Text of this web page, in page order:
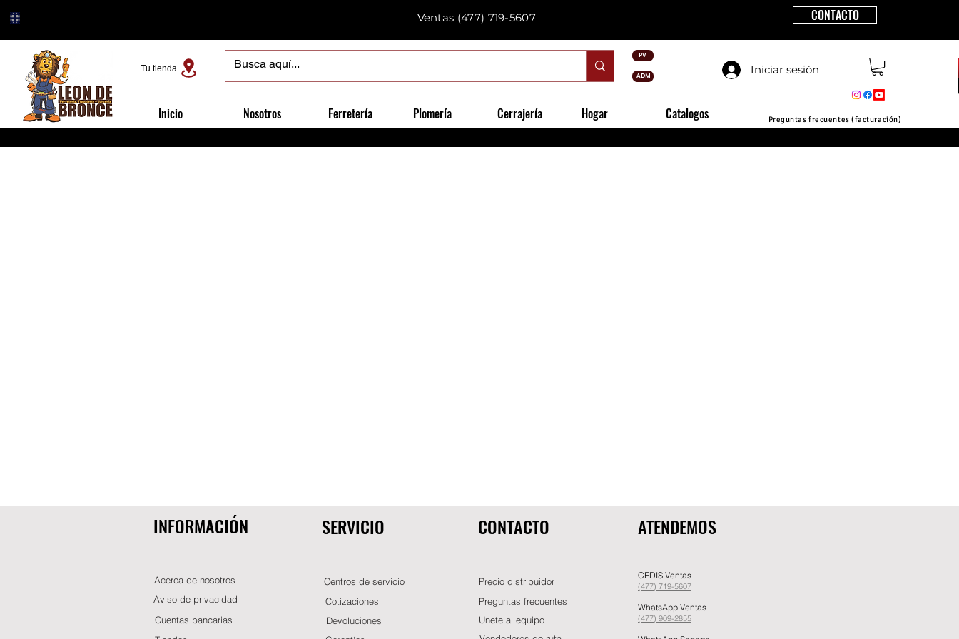
PV
ADM
Ventas (477) 719-5607 CONTACTO
Iniciar sesión
Tu tienda
Inicio Nosotros Ferretería Plomería Cerrajería Hogar Catalogos Preguntas frecuentes (facturación)
INFORMACIÓN
Acerca de nosotros
Aviso de privacidad
Cuentas bancarias
SERVICIO
Centros de servicio
Cotizaciones
Devoluciones
CONTACTO
Precio distribuidor
Preguntas frecuentes
Unete al equipo
ATENDEMOS
CEDIS Ventas
(477) 719-5607
WhatsApp Ventas
(477) 909-2855